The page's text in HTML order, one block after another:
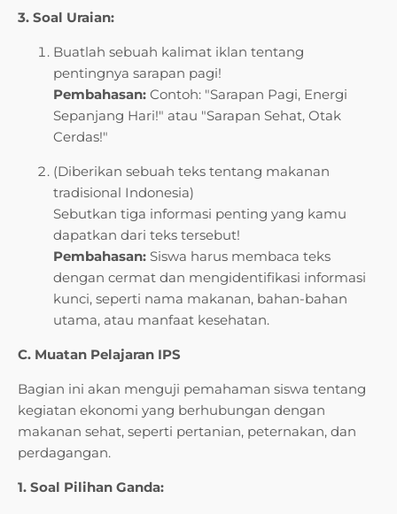
3. Soal Uraian:
Buatlah sebuah kalimat iklan tentang
pentingnya sarapan pagi!
Pembahasan: Contoh: "Sarapan Pagi, Energi
Sepanjang Hari!" atau "Sarapan Sehat, Otak
Cerdas!"
(Diberikan sebuah teks tentang makanan
tradisional Indonesia)
Sebutkan tiga informasi penting yang kamu
dapatkan dari teks tersebut!
Pembahasan: Siswa harus membaca teks
dengan cermat dan mengidentifikasi informasi
kunci, seperti nama makanan, bahan-bahan
utama, atau manfaat kesehatan.
C. Muatan Pelajaran IPS
Bagian ini akan menguji pemahaman siswa tentang
kegiatan ekonomi yang berhubungan dengan
makanan sehat, seperti pertanian, peternakan, dan
perdagangan.
1. Soal Pilihan Ganda: